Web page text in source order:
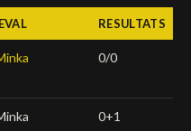
RESULTATS
0/0
0+1